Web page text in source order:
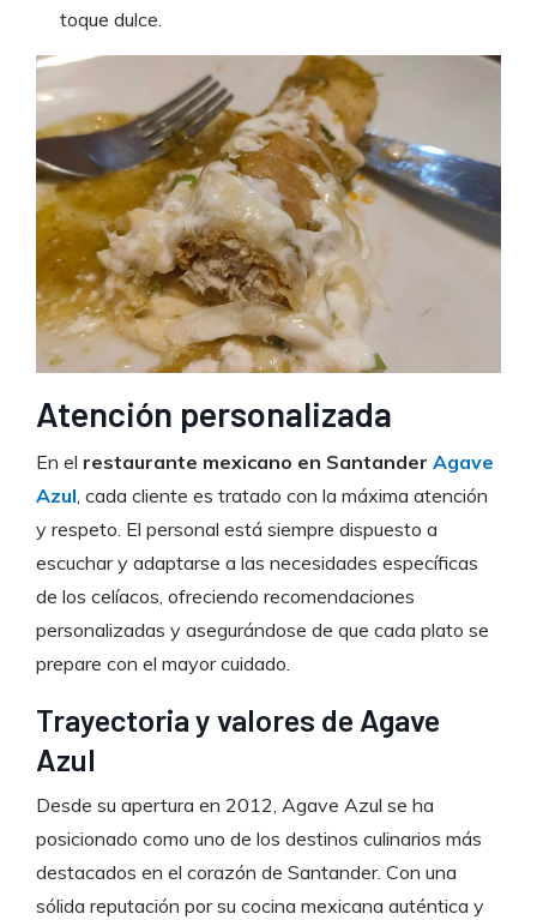
toque dulce.
Atención personalizada
En el restaurante mexicano en Santander Agave
Azul, cada cliente es tratado con la máxima atención
y respeto. El personal está siempre dispuesto a
escuchar y adaptarse a las necesidades específicas
de los celíacos, ofreciendo recomendaciones
personalizadas y asegurándose de que cada plato se
prepare con el mayor cuidado.
Trayectoria y valores de Agave
Azul
Desde su apertura en 2012, Agave Azul se ha
posicionado como uno de los destinos culinarios más
destacados en el corazón de Santander. Con una
sólida reputación por su cocina mexicana auténtica y